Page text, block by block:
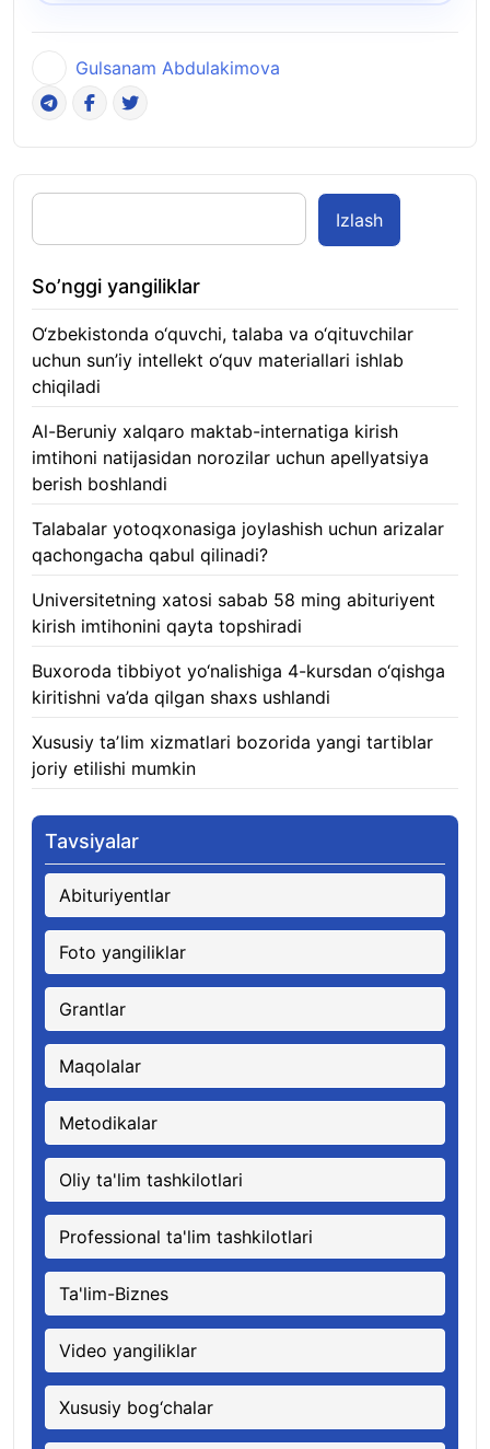
Gulsanam Abdulakimova
Izlash
So’nggi yangiliklar
O‘zbekistonda o‘quvchi, talaba va o‘qituvchilar
uchun sun’iy intellekt o‘quv materiallari ishlab
chiqiladi
Al-Beruniy xalqaro maktab-internatiga kirish
imtihoni natijasidan norozilar uchun apellyatsiya
berish boshlandi
Talabalar yotoqxonasiga joylashish uchun arizalar
qachongacha qabul qilinadi?
Universitetning xatosi sabab 58 ming abituriyent
kirish imtihonini qayta topshiradi
Buxoroda tibbiyot yo‘nalishiga 4-kursdan o‘qishga
kiritishni va’da qilgan shaxs ushlandi
Xususiy taʼlim xizmatlari bozorida yangi tartiblar
joriy etilishi mumkin
Tavsiyalar
Abituriyentlar
Foto yangiliklar
Grantlar
Maqolalar
Metodikalar
Oliy ta'lim tashkilotlari
Professional ta'lim tashkilotlari
Ta'lim-Biznes
Video yangiliklar
Xususiy bog‘chalar